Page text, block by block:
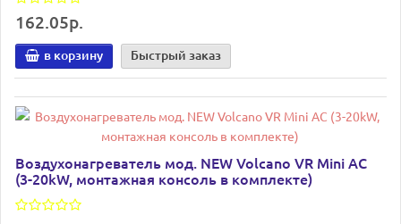
162.05р.
в корзину Быстрый заказ
Воздухонагреватель мод. NEW Volcano VR Mini AC
(3-20kW, монтажная консоль в комплекте)